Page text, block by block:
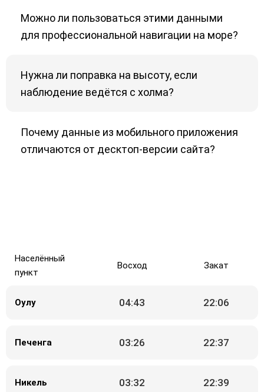
Можно ли пользоваться этими данными
для профессиональной навигации на море?
Нужна ли поправка на высоту, если
наблюдение ведётся с холма?
Почему данные из мобильного приложения
отличаются от десктоп-версии сайта?
Населённый
пункт
Восход Закат
Оулу 04:43 22:06
Печенга 03:26 22:37
Никель 03:32 22:39